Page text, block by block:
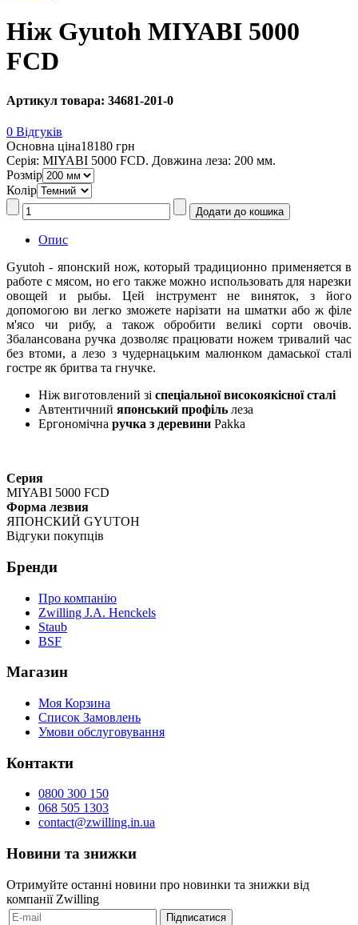
Ніж Gyutoh MIYABI 5000
FCD
Артикул товара: 34681-201-0
0 Відгуків
Основна ціна18180 грн
Серія: MIYABI 5000 FCD. Довжина леза: 200 мм.
Розмір
Колір
Опис
Gyutoh - японский нож, который традиционно применяется в
работе с мясом, но его также можно использовать для нарезки
овощей и рыбы. Цей інструмент не виняток, з його
допомогою ви легко зможете нарізати на шматки або ж філе
м'ясо чи рибу, а також обробити великі сорти овочів.
Збалансована ручка дозволяє працювати ножем тривалий час
без втоми, а лезо з чудернацьким малюнком дамаської сталі
гостре як бритва та гнучке.
Ніж виготовлений зі спеціальної високоякісної сталі
Автентичний японський профіль леза
Ергономічна ручка з деревини Pakka
Серия
MIYABI 5000 FCD
Форма лезвия
ЯПОНСКИЙ GYUTOH
Відгуки покупців
Бренди
Про компанію
Zwilling J.A. Henckels
Staub
BSF
Магазин
Моя Корзина
Список Замовлень
Умови обслуговування
Контакти
0800 300 150
068 505 1303
contact@zwilling.in.ua
Новини та знижки
Отримуйте останні новини про новинки та знижки від
компанії Zwilling